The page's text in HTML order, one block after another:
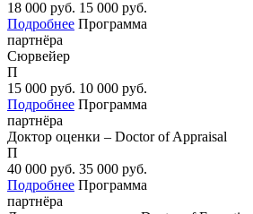
18 000 руб. 15 000 руб.
Подробнее Программа
партнёра
Сюрвейер
П
15 000 руб. 10 000 руб.
Подробнее Программа
партнёра
Доктор оценки – Doctor of Appraisal
П
40 000 руб. 35 000 руб.
Подробнее Программа
партнёра